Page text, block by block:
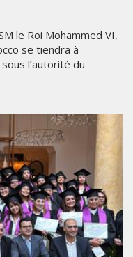
le Roi Mohammed VI,
se tiendra à
l’autorité du